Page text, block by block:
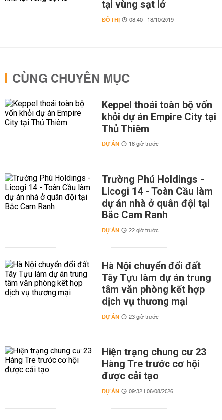
tại vùng sạt lở
ĐÔ THỊ 08:40 | 18/10/2019
CÙNG CHUYÊN MỤC
Keppel thoái toàn bộ vốn
khỏi dự án Empire City tại
Thủ Thiêm
DỰ ÁN 18 giờ trước
Trường Phú Holdings -
Licogi 14 - Toàn Cầu làm
dự án nhà ở quân đội tại
Bắc Cam Ranh
DỰ ÁN 22 giờ trước
Hà Nội chuyển đổi đất
Tây Tựu làm dự án trung
tâm văn phòng kết hợp
dịch vụ thương mại
DỰ ÁN 23 giờ trước
Hiện trạng chung cư 23
Hàng Tre trước cơ hội
được cải tạo
DỰ ÁN 09:32 | 06/08/2026